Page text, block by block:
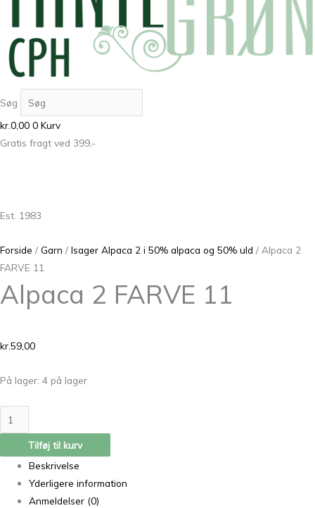
Søg
kr.0,00 0 Kurv
Gratis fragt ved 399,-
Est. 1983
Forside / Garn / Isager Alpaca 2 i 50% alpaca og 50% uld / Alpaca 2
FARVE 11
Alpaca 2 FARVE 11
kr.59,00
På lager: 4 på lager
Tilføj til kurv
Beskrivelse
Yderligere information
Anmeldelser (0)